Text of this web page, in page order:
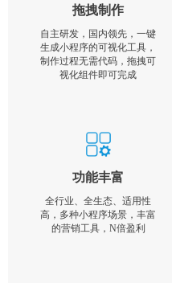
拖拽制作
自主研发，国内领先，一键
生成小程序的可视化工具，
制作过程无需代码，拖拽可
视化组件即可完成
功能丰富
全行业、全生态、适用性
高，多种小程序场景，丰富
的营销工具，N倍盈利